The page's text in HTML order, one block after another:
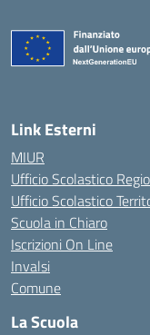
Link Esterni
MIUR
Ufficio Scolastico
Ufficio Scolastico
Scuola in Chiaro
Iscrizioni On Line
Invalsi
Comune
La Scuola